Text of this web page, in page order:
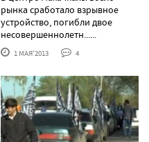
рынка сработало взрывное
устройство, погибли двое
несовершеннолетн......
1 МАЯ'2013 4